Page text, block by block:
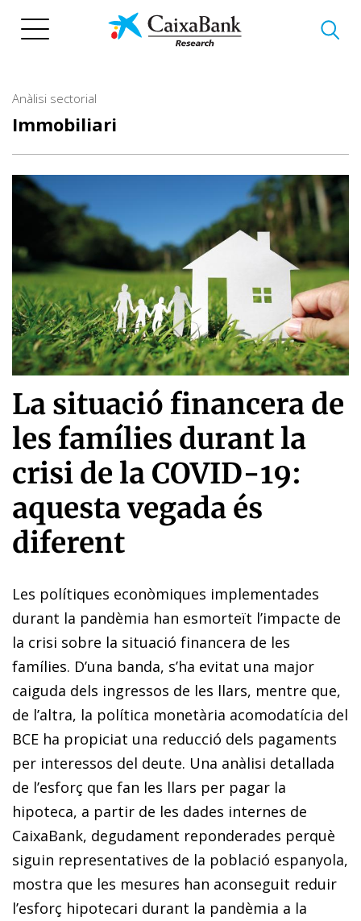
Anàlisi sectorial
Immobiliari
La situació financera de
les famílies durant la
crisi de la COVID-19:
aquesta vegada és
diferent
Les polítiques econòmiques implementades
durant la pandèmia han esmorteït l’impacte de
la crisi sobre la situació financera de les
famílies. D’una banda, s’ha evitat una major
caiguda dels ingressos de les llars, mentre que,
de l’altra, la política monetària acomodatícia del
BCE ha propiciat una reducció dels pagaments
per interessos del deute. Una anàlisi detallada
de l’esforç que fan les llars per pagar la
hipoteca, a partir de les dades internes de
CaixaBank, degudament reponderades perquè
siguin representatives de la població espanyola,
mostra que les mesures han aconseguit reduir
l’esforç hipotecari durant la pandèmia a la